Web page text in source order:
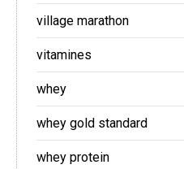
village marathon
vitamines
whey
whey gold standard
whey protein